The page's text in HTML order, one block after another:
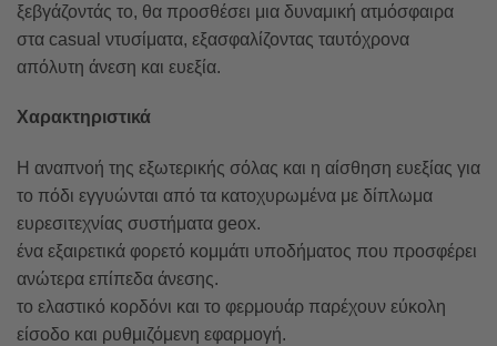
ξεβγάζοντάς το, θα προσθέσει μια δυναμική ατμόσφαιρα
στα casual ντυσίματα, εξασφαλίζοντας ταυτόχρονα
απόλυτη άνεση και ευεξία.
Χαρακτηριστικά
Η αναπνοή της εξωτερικής σόλας και η αίσθηση ευεξίας για
το πόδι εγγυώνται από τα κατοχυρωμένα με δίπλωμα
ευρεσιτεχνίας συστήματα geox.
ένα εξαιρετικά φορετό κομμάτι υποδήματος που προσφέρει
ανώτερα επίπεδα άνεσης.
το ελαστικό κορδόνι και το φερμουάρ παρέχουν εύκολη
είσοδο και ρυθμιζόμενη εφαρμογή.